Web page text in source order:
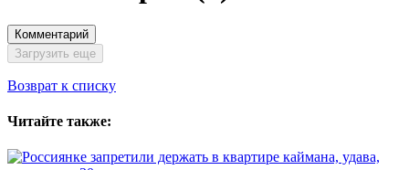
Комментарий
Загрузить еще
Возврат к списку
Читайте также: